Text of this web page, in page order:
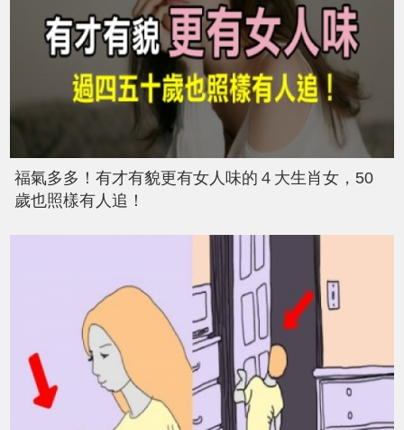
福氣多多！有才有貌更有女人味的４大生肖女，50
歲也照樣有人追！